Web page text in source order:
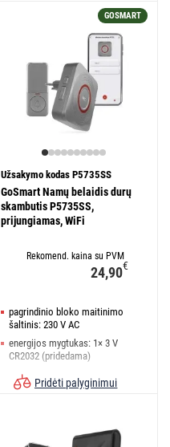
GOSMART
Užsakymo kodas P5735SS
GoSmart Namų belaidis durų
skambutis P5735SS,
prijungiamas, WiFi
Rekomend. kaina su PVM
24,90€
pagrindinio bloko maitinimo
šaltinis: 230 V AC
energijos mygtukas: 1× 3 V
CR2032 (pridedama)
mygtuko pasiekimas: 150 m
Pridėti palyginimui